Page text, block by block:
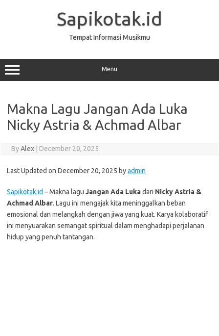
Sapikotak.id
Tempat Informasi Musikmu
Menu
Makna Lagu Jangan Ada Luka
Nicky Astria & Achmad Albar
ByAlex December 20, 2025
Last Updated on December 20, 2025 byadmin
Sapikotak.id – Makna lagu Jangan Ada Lukadari Nicky Astria &
Achmad Albar. Lagu ini mengajak kita meninggalkan beban
emosional dan melangkah dengan jiwa yang kuat. Karya kolaboratif
ini menyuarakan semangat spiritual dalam menghadapi perjalanan
hidup yang penuh tantangan.